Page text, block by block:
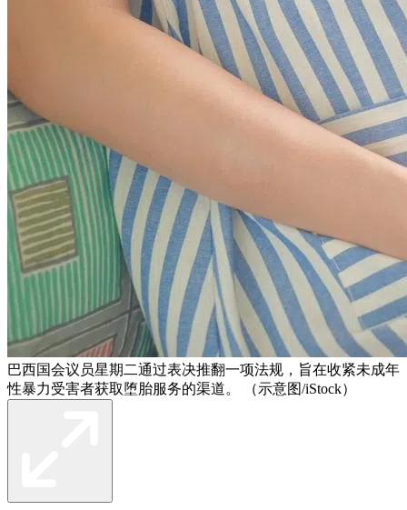
巴西国会议员星期二通过表决推翻一项法规，旨在收紧未成年
性暴力受害者获取堕胎服务的渠道。 （示意图/iStock）